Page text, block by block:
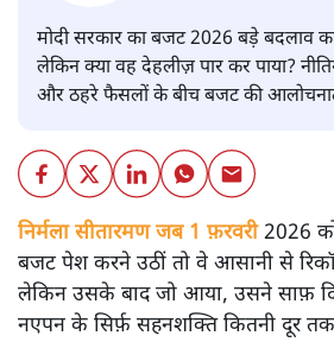
मोदी सरकार का बजट 2026 बड़े बदलाव
लेकिन क्या वह देहलीज़ पार कर पाया?
और ठहरे फैसलों के बीच बजट की
निर्मला सीतारमण जब 1 फ़रवरी2026 को
बजट पेश करने उठीं तो वे आसानी से
लेकिन उसके बाद जो आया, उसने साफ़
नएपन के सिर्फ़ सहनशक्ति कितनी दूर